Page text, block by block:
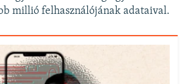
millió felhasználójának adataival.